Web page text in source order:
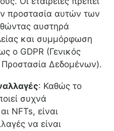
προστασία αυτών των
αυστηρά
και συμμόρφωση
ο GDPR (Γενικός
Προστασία Δεδομένων).
: Καθώς το
συχνά
NFTs, είναι
να είναι